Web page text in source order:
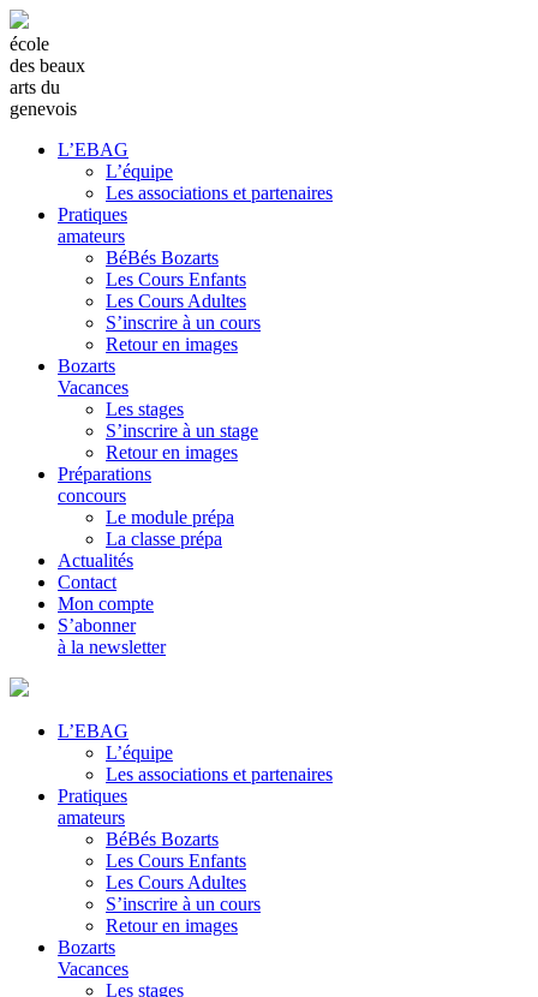
école
des beaux
arts du
genevois
L’EBAG
L’équipe
Les associations et partenaires
Pratiques
amateurs
BéBés Bozarts
Les Cours Enfants
Les Cours Adultes
S’inscrire à un cours
Retour en images
Bozarts
Vacances
Les stages
S’inscrire à un stage
Retour en images
Préparations
concours
Le module prépa
La classe prépa
Actualités
Contact
Mon compte
S’abonner
à la newsletter
L’EBAG
L’équipe
Les associations et partenaires
Pratiques
amateurs
BéBés Bozarts
Les Cours Enfants
Les Cours Adultes
S’inscrire à un cours
Retour en images
Bozarts
Vacances
Les stages